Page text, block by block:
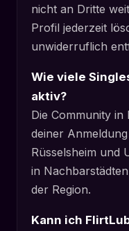
nicht an Dritte
Profil jederzeit
unwiderruflich
Wie viele
aktiv?
Die Community
deiner
Rüsselsheim und
in
der Region.
Kann ich